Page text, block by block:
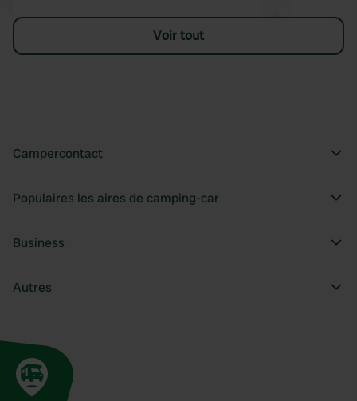
Voir tout
Campercontact
Populaires les aires de camping-car
Business
Autres